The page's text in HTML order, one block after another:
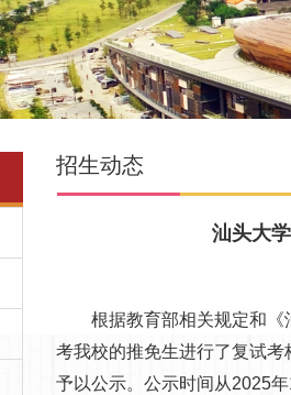
招生动态
汕头大
根据教育部相关规定和《汕
考我校的推免生进行了复试
予以公示。公示时间从2025年